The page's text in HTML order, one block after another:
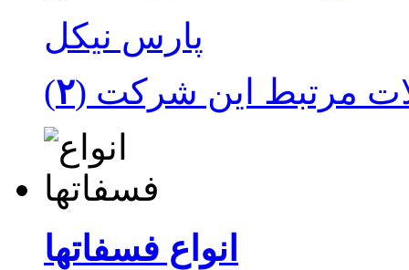
مرتبط این شرکت (۲
انواع فسفاتها